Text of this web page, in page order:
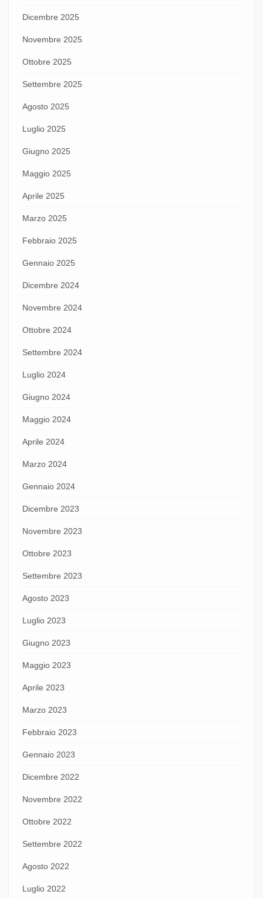
Dicembre 2025
Novembre 2025
Ottobre 2025
Settembre 2025
Agosto 2025
Luglio 2025
Giugno 2025
Maggio 2025
Aprile 2025
Marzo 2025
Febbraio 2025
Gennaio 2025
Dicembre 2024
Novembre 2024
Ottobre 2024
Settembre 2024
Luglio 2024
Giugno 2024
Maggio 2024
Aprile 2024
Marzo 2024
Gennaio 2024
Dicembre 2023
Novembre 2023
Ottobre 2023
Settembre 2023
Agosto 2023
Luglio 2023
Giugno 2023
Maggio 2023
Aprile 2023
Marzo 2023
Febbraio 2023
Gennaio 2023
Dicembre 2022
Novembre 2022
Ottobre 2022
Settembre 2022
Agosto 2022
Luglio 2022